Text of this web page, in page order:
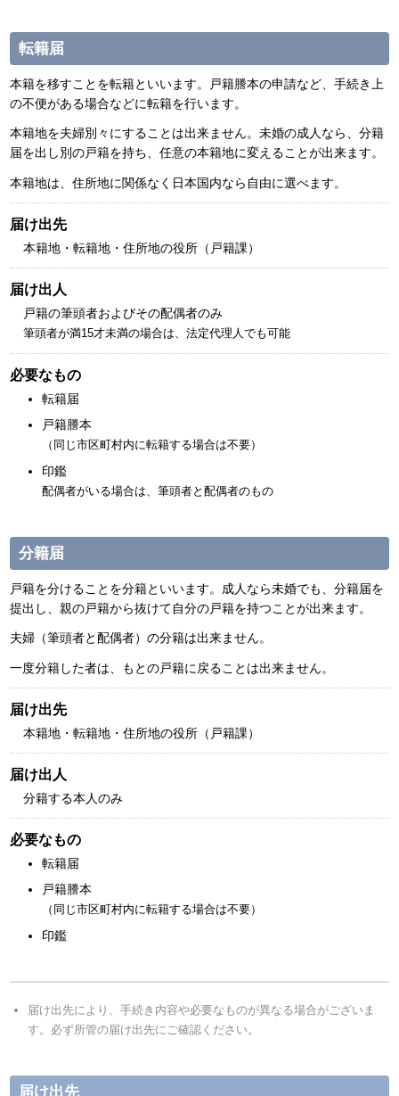
転籍届
本籍を移すことを転籍といいます。戸籍謄本の申請など、手続き上
の不便がある場合などに転籍を行います。
本籍地を夫婦別々にすることは出来ません。未婚の成人なら、分籍
届を出し別の戸籍を持ち、任意の本籍地に変えることが出来ます。
本籍地は、住所地に関係なく日本国内なら自由に選べます。
届け出先
本籍地・転籍地・住所地の役所（戸籍課）
届け出人
戸籍の筆頭者およびその配偶者のみ
筆頭者が満15才未満の場合は、法定代理人でも可能
必要なもの
転籍届
戸籍謄本
（同じ市区町村内に転籍する場合は不要）
印鑑
配偶者がいる場合は、筆頭者と配偶者のもの
分籍届
戸籍を分けることを分籍といいます。成人なら未婚でも、分籍届を
提出し、親の戸籍から抜けて自分の戸籍を持つことが出来ます。
夫婦（筆頭者と配偶者）の分籍は出来ません。
一度分籍した者は、もとの戸籍に戻ることは出来ません。
届け出先
本籍地・転籍地・住所地の役所（戸籍課）
届け出人
分籍する本人のみ
必要なもの
転籍届
戸籍謄本
（同じ市区町村内に転籍する場合は不要）
印鑑
届け出先により、手続き内容や必要なものが異なる場合がございま
す。必ず所管の届け出先にご確認ください。
届け出先